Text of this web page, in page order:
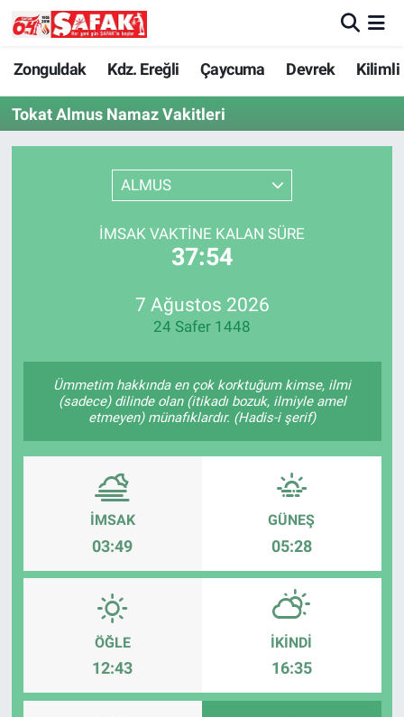
Zonguldak Kdz. Ereğli Çaycuma Devrek Kilimli
Tokat Almus Namaz Vakitleri
ALMUS
İMSAK VAKTINE KALAN SÜRE
37:54
7 Ağustos 2026
24 Safer 1448
Ümmetim hakkında en çok korktuğum kimse, ilmi
(sadece) dilinde olan (itikadı bozuk, ilmiyle amel
etmeyen) münafıklardır. (Hadis-i şerif)
İMSAK
03:49
GÜNEŞ
05:28
ÖĞLE
12:43
İKINDI
16:35
Zonguldak
Kdz. Ereğli
Resmi İlan
Zonguldak Nöbetçi Eczaneler
Zonguldak Hava Durumu
Zonguldak Trafik Yoğunluk Haritası
Süper Lig Puan Durumu ve Fikstür
Tüm Manşetler
Haber Arşivi